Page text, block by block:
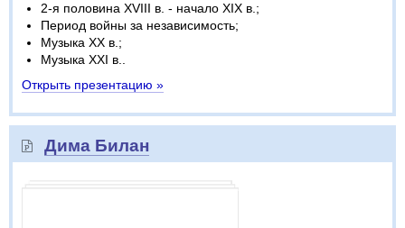
2-я половина XVIII в. - начало XIX в.;
Период войны за независимость;
Музыка XX в.;
Музыка XXI в..
Открыть презентацию »
Дима Билан